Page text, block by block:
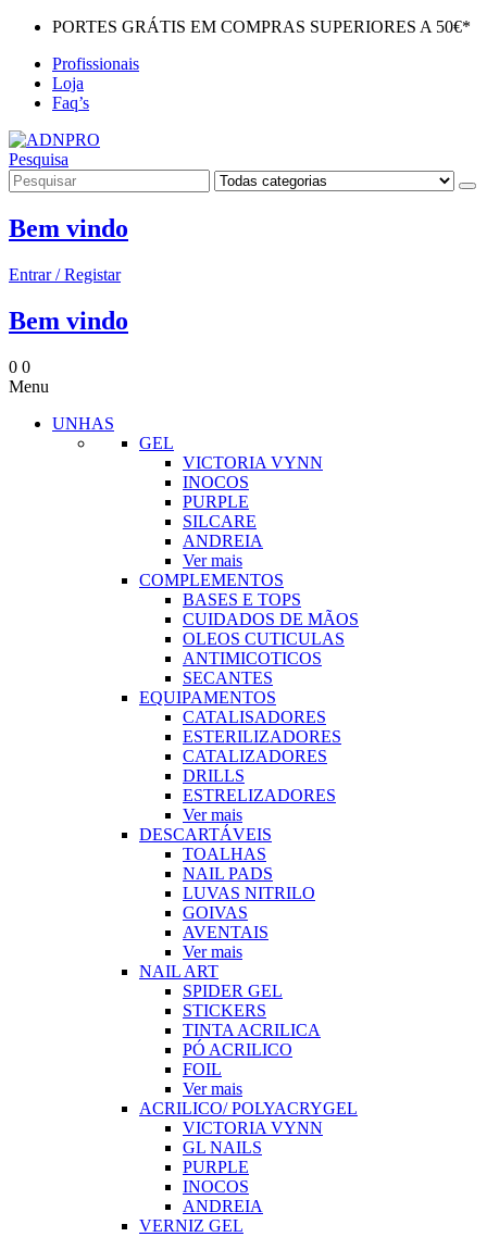
PORTES GRÁTIS EM COMPRAS SUPERIORES A 50€*
Profissionais
Loja
Faq’s
Pesquisa
Bem vindo
Entrar / Registar
Bem vindo
0 0
Menu
UNHAS
GEL
VICTORIA VYNN
INOCOS
PURPLE
SILCARE
ANDREIA
Ver mais
COMPLEMENTOS
BASES E TOPS
CUIDADOS DE MÃOS
OLEOS CUTICULAS
ANTIMICOTICOS
SECANTES
EQUIPAMENTOS
CATALISADORES
ESTERILIZADORES
CATALIZADORES
DRILLS
ESTRELIZADORES
Ver mais
DESCARTÁVEIS
TOALHAS
NAIL PADS
LUVAS NITRILO
GOIVAS
AVENTAIS
Ver mais
NAIL ART
SPIDER GEL
STICKERS
TINTA ACRILICA
PÓ ACRILICO
FOIL
Ver mais
ACRILICO/ POLYACRYGEL
VICTORIA VYNN
GL NAILS
PURPLE
INOCOS
ANDREIA
VERNIZ GEL